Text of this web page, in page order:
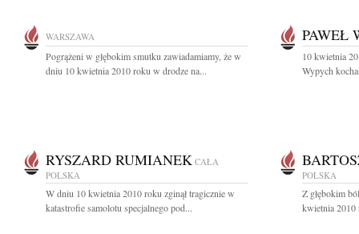
WARSZAWA
Pogrążeni w głębokim smutku zawiadamiamy, że w
dniu 10 kwietnia 2010 roku w drodze na...
PAWEŁ
10 kwietnia
Wypych
RYSZARD RUMIANEK CAŁA
POLSKA
W dniu 10 kwietnia 2010 roku zginął tragicznie w
katastrofie samolotu specjalnego pod...
POLSKA
Z głębokim
kwietnia 2010